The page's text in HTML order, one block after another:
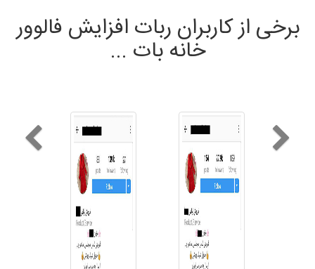
برخی از کاربران ربات افزایش فالوور
خانه بات ...